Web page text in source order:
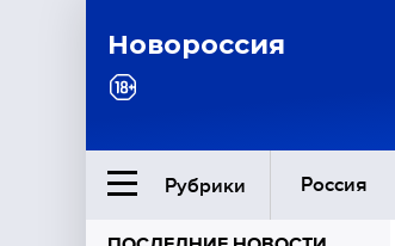
Новороссия
Рубрики Россия